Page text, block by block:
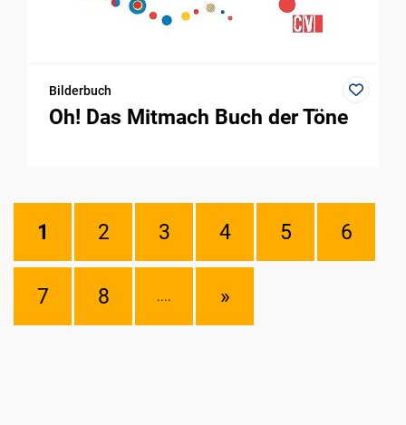
Bilderbuch
Oh! Das Mitmach Buch der Töne
1 2 3 4 5 6
7 8 .... »